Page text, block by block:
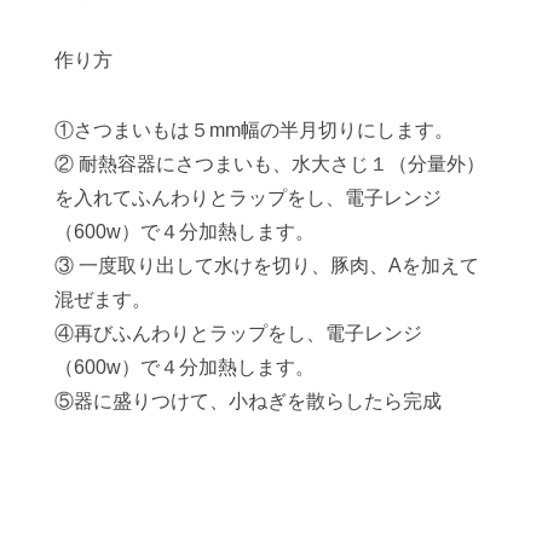
作り方
①さつまいもは５mm幅の半月切りにします。
② 耐熱容器にさつまいも、水大さじ１（分量外）
を入れてふんわりとラップをし、電子レンジ
（600w）で４分加熱します。
③ 一度取り出して水けを切り、豚肉、Aを加えて
混ぜます。
④再びふんわりとラップをし、電子レンジ
（600w）で４分加熱します。
⑤器に盛りつけて、小ねぎを散らしたら完成